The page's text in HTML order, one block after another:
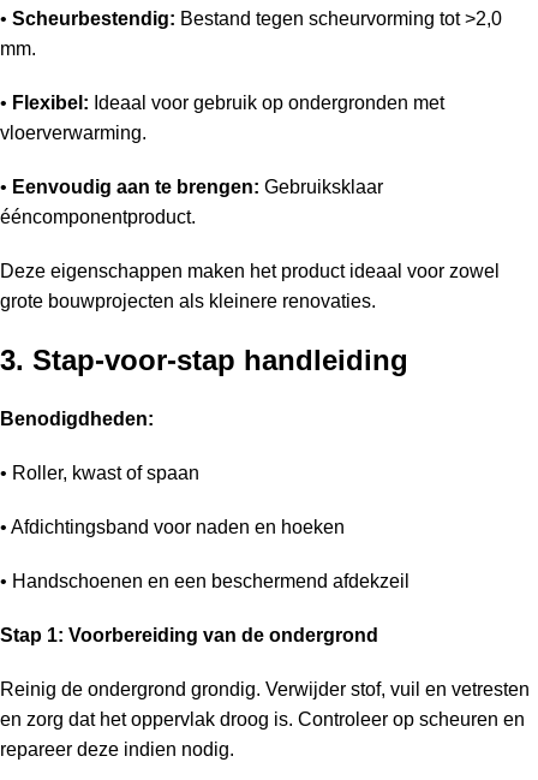
• Scheurbestendig: Bestand tegen scheurvorming tot >2,0
mm.
• Flexibel: Ideaal voor gebruik op ondergronden met
vloerverwarming.
• Eenvoudig aan te brengen: Gebruiksklaar
ééncomponentproduct.
Deze eigenschappen maken het product ideaal voor zowel
grote bouwprojecten als kleinere renovaties.
3. Stap-voor-stap handleiding
Benodigdheden:
• Roller, kwast of spaan
• Afdichtingsband voor naden en hoeken
• Handschoenen en een beschermend afdekzeil
Stap 1: Voorbereiding van de ondergrond
Reinig de ondergrond grondig. Verwijder stof, vuil en vetresten
en zorg dat het oppervlak droog is. Controleer op scheuren en
repareer deze indien nodig.